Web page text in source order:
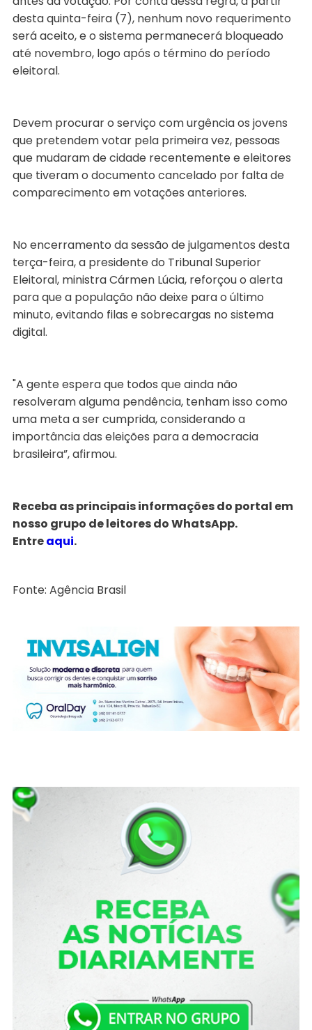
desta quinta-feira (7), nenhum novo requerimento
será aceito, e o sistema permanecerá bloqueado
até novembro, logo após o término do período
eleitoral.
Devem procurar o serviço com urgência os jovens
que pretendem votar pela primeira vez, pessoas
que mudaram de cidade recentemente e eleitores
que tiveram o documento cancelado por falta de
comparecimento em votações anteriores.
No encerramento da sessão de julgamentos desta
terça-feira, a presidente do Tribunal Superior
Eleitoral, ministra Cármen Lúcia, reforçou o alerta
para que a população não deixe para o último
minuto, evitando filas e sobrecargas no sistema
digital.
"A gente espera que todos que ainda não
resolveram alguma pendência, tenham isso como
uma meta a ser cumprida, considerando a
importância das eleições para a democracia
brasileira”, afirmou.
Receba as principais informações do portal em
nosso grupo de leitores do WhatsApp.
Entreaqui.
Fonte: Agência Brasil